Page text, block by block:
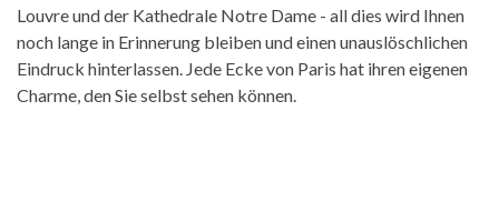
Louvre und der Kathedrale Notre Dame - all dies wird Ihnen
noch lange in Erinnerung bleiben und einen unauslöschlichen
Eindruck hinterlassen. Jede Ecke von Paris hat ihren eigenen
Charme, den Sie selbst sehen können.